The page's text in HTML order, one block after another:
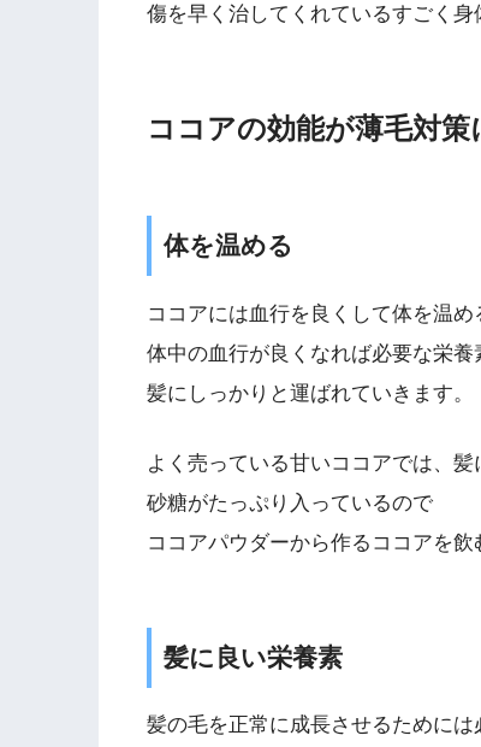
傷を早く治してくれているすごく身
ココアの効能が薄毛対策
体を温める
ココアには血行を良くして体を温め
体中の血行が良くなれば必要な栄養
髪にしっかりと運ばれていきます。
よく売っている甘いココアでは、髪
砂糖がたっぷり入っているので
ココアパウダーから作るココアを飲
髪に良い栄養素
髪の毛を正常に成長させるために